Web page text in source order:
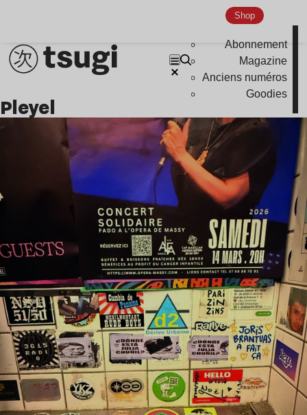
Shop
Abonnement
Magazine
Anciens numéros
Goodies
pleyel